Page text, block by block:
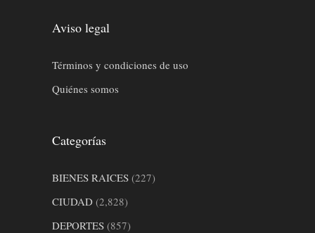
Aviso legal
Términos y condiciones de uso
Quiénes somos
Categorías
BIENES RAICES (227)
CIUDAD (2,828)
DEPORTES (857)